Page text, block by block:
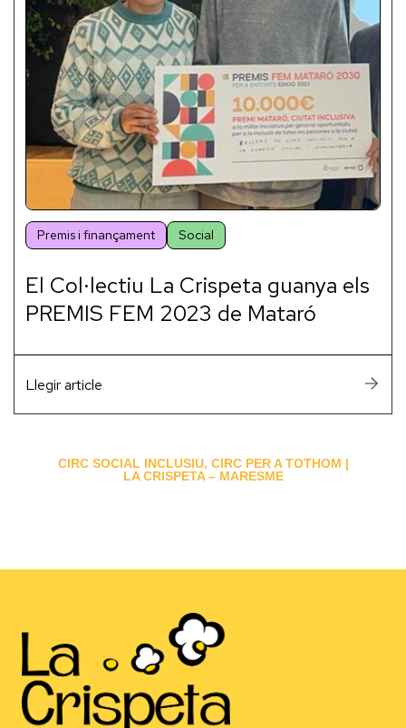
Premis i finançament Social
El Col·lectiu La Crispeta guanya els
PREMIS FEM 2023 de Mataró
Llegir article
CIRC SOCIAL INCLUSIU, CIRC PER A TOTHOM |
LA CRISPETA – MARESME